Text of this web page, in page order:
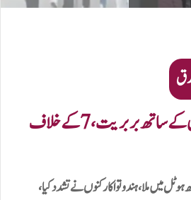
بھوپال میں مسلم نوجوان کے ساتھ بربریت، 7 کے خلاف
میں ملا، ہندوتوا کارکنوں نے تشدد کیا،